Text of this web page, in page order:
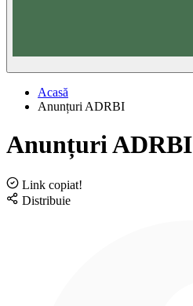
Acasă
Anunțuri ADRBI
Anunțuri ADRBI
Link copiat!
Distribuie